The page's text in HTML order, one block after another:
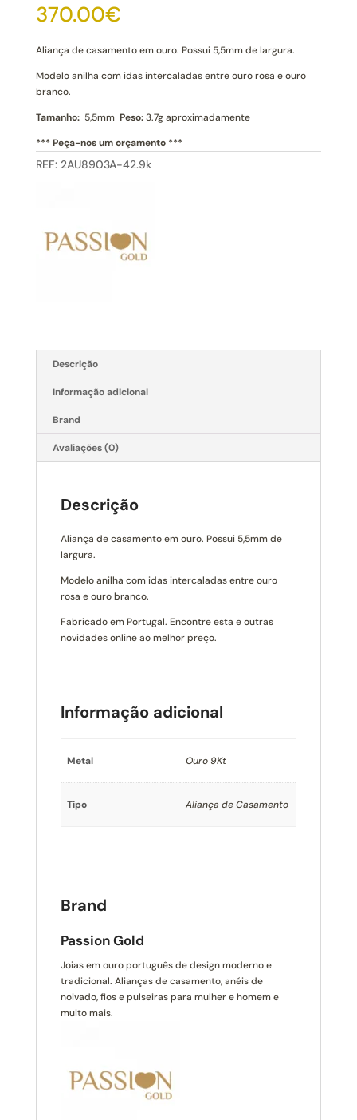
Ouro
9k
370.00€
Aliança de casamento em ouro. Possui 5,5mm de largura.
Modelo anilha com idas intercaladas entre ouro rosa e ouro
branco.
Tamanho:5,5mm Peso:3.7g aproximadamente
*** Peça-nos um orçamento ***
REF: 2AU8903A-42.9k
Descrição
Informação adicional
Brand
Avaliações (0)
Descrição
Aliança de casamento em ouro. Possui 5,5mm de
largura.
Modelo anilha com idas intercaladas entre ouro
rosa e ouro branco.
Fabricado em Portugal. Encontre esta e outras
novidades online ao melhor preço.
Informação adicional
Metal Ouro 9Kt
Tipo Aliança de Casamento
Brand
Passion Gold
Joias em ouro português de design moderno e
tradicional. Alianças de casamento, anéis de
noivado, fios e pulseiras para mulher e homem e
muito mais.